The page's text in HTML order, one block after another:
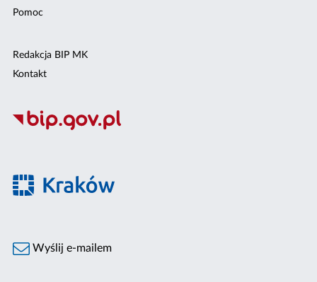
Pomoc
Redakcja BIP MK
Kontakt
Wyślij e-mailem